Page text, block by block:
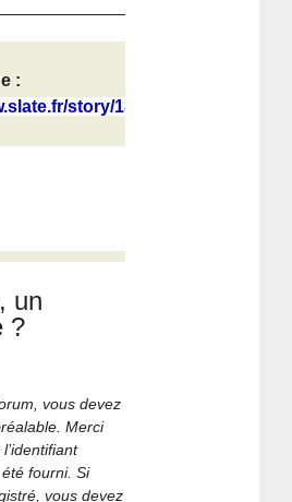
:
story/187551/s...
un
?
vous devez
Merci
fourni. Si
vous devez